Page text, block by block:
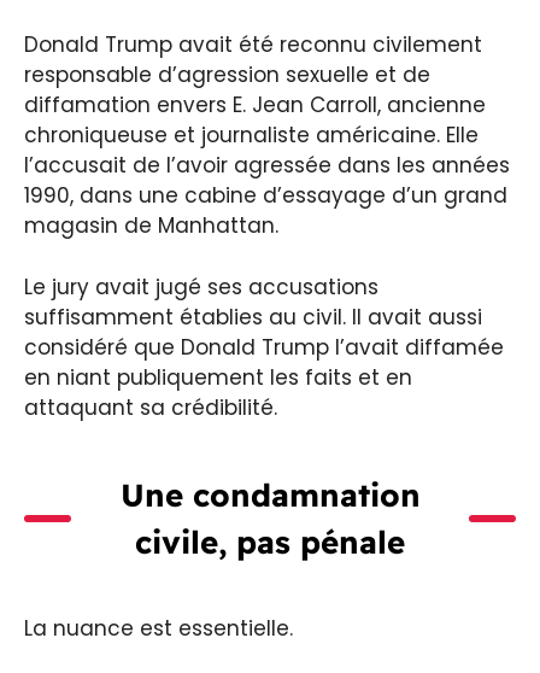
Donald Trump avait été reconnu civilement
responsable d’agression sexuelle et de
diffamation envers E. Jean Carroll, ancienne
chroniqueuse et journaliste américaine. Elle
l’accusait de l’avoir agressée dans les années
1990, dans une cabine d’essayage d’un grand
magasin de Manhattan.
Le jury avait jugé ses accusations
suffisamment établies au civil. Il avait aussi
considéré que Donald Trump l’avait diffamée
en niant publiquement les faits et en
attaquant sa crédibilité.
Une condamnation
civile, pas pénale
La nuance est essentielle.